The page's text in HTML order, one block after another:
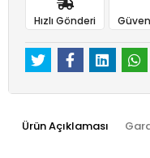
Hızlı Gönderi
Ürün Açıklaması